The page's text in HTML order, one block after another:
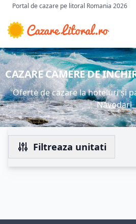
Portal de cazare pe litoral Romania 2026
CAZARE CAMERE DE
Oferte de cazare la hoteluri și
Năvodari
Filtreaza unitati